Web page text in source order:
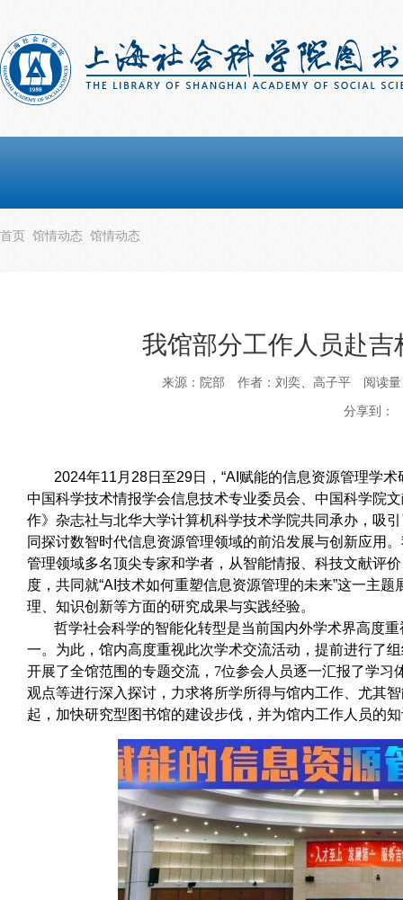
首页 馆情动态 馆情动态
我馆部分工作人员赴
来源：院部 作者：刘奕、高子平
阅读
分享到：
2024年11月28日至29日，“AI赋能的信息资源管理学
中国科学技术情报学会信息技术专业委员会、中国科学院
作》杂志社与北华大学计算机科学技术学院共同承办，吸
同探讨数智时代信息资源管理领域的前沿发展与创新应用
管理领域多名顶尖专家和学者，从智能情报、科技文献评
度，共同就“AI技术如何重塑信息资源管理的未来”这一主
理、知识创新等方面的研究成果与实践经验。
哲学社会科学的智能化转型是当前国内外学术界高度
一。为此，馆内高度重视此次学术交流活动，提前进行了
开展了全馆范围的专题交流， 7位参会人员逐一汇报了学习
观点等进行深入探讨，力求将所学所得与馆内工作、尤其
起，加快研究型图书馆的建设步伐，并为馆内工作人员的